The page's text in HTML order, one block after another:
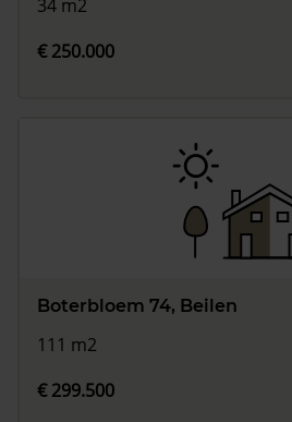
34 m2
€ 250.000
Boterbloem 74, Beilen
111 m2
€ 299.500